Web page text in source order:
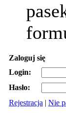
Zaloguj się
Login:
Hasło:
Rejestracja | Nie